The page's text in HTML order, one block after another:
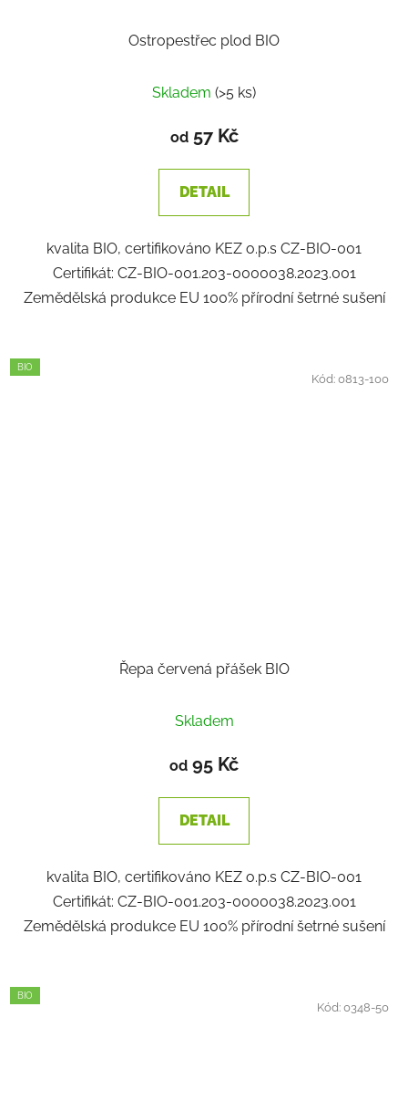
Ostropestřec plod BIO
Skladem (>5 ks)
od57 Kč
DETAIL
kvalita BIO, certifikováno KEZ o.p.s CZ-BIO-001
Certifikát: CZ-BIO-001.203-0000038.2023.001
Zemědělská produkce EU 100% přírodní šetrné sušení
BIO
Řepa červená přášek BIO
Skladem
od 95 Kč
DETAIL
kvalita BIO, certifikováno KEZ o.p.s CZ-BIO-001
Certifikát: CZ-BIO-001.203-0000038.2023.001
Zemědělská produkce EU 100% přírodní šetrné sušení
Kód:0813-100
BIO
Kód:0348-50